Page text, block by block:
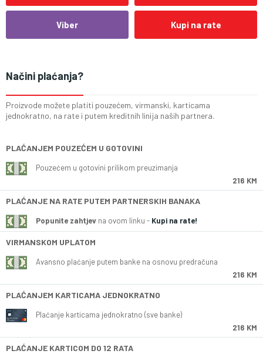
Viber Kupi na rate
Načini plaćanja?
Proizvode možete platiti pouzećem, virmanski, karticama
jednokratno, na rate i putem kreditnih linija naših partnera.
PLAĆANJEM POUZEĆEM U GOTOVINI
Pouzećem u gotovini prilikom preuzimanja
216 KM
PLAĆANJE NA RATE PUTEM PARTNERSKIH BANAKA
Popunite zahtjev na ovom linku - Kupi na rate!
VIRMANSKOM UPLATOM
Avansno plaćanje putem banke na osnovu predračuna
216 KM
PLAĆANJEM KARTICAMA JEDNOKRATNO
Plaćanje karticama jednokratno (sve banke)
216 KM
PLAĆANJE KARTICOM DO 12 RATA